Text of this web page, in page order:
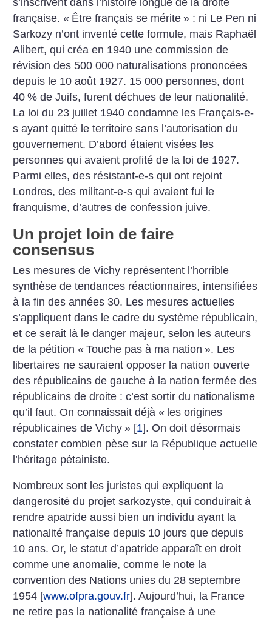
s’inscrivent dans l’histoire longue de la droite
française. « Être français se mérite » : ni Le Pen ni
Sarkozy n’ont inventé cette formule, mais Raphaël
Alibert, qui créa en 1940 une commission de
révision des 500 000 naturalisations prononcées
depuis le 10 août 1927. 15 000 personnes, dont
40 % de Juifs, furent déchues de leur nationalité.
La loi du 23 juillet 1940 condamne les Français-e-
s ayant quitté le territoire sans l’autorisation du
gouvernement. D’abord étaient visées les
personnes qui avaient profité de la loi de 1927.
Parmi elles, des résistant-e-s qui ont rejoint
Londres, des militant-e-s qui avaient fui le
franquisme, d’autres de confession juive.
Un projet loin de faire
consensus
Les mesures de Vichy représentent l’horrible
synthèsede tendances réactionnaires, intensifiées
à la fin des années 30. Les mesures actuelles
s’appliquent dans le cadre du système républicain,
et ce serait là le danger majeur, selon les auteurs
de la pétition « Touche pas à ma nation ». Les
libertaires ne sauraient opposer la nation ouverte
des républicains de gauche à la nation fermée des
républicains de droite : c’est sortir du nationalisme
qu’il faut. On connaissait déjà « les origines
républicaines de Vichy » [1]. On doit désormais
constater combien pèse sur la République actuelle
l’héritage pétainiste.
Nombreux sont les juristes qui expliquent la
dangerosité du projet sarkozyste, qui conduirait à
rendre apatride aussi bien un individu ayant la
nationalité française depuis 10 jours que depuis
10 ans. Or, le statut d’apatride apparaît en droit
comme une anomalie, comme le note la
convention des Nations unies du 28 septembre
1954 [www.ofpra.gouv.fr]. Aujourd’hui, la France
ne retire pas la nationalité française à une